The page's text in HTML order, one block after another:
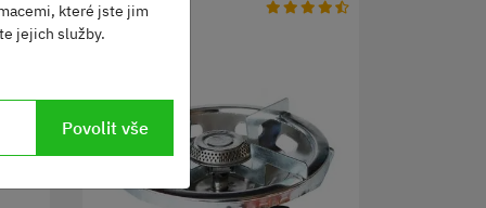
které jste jim
jejich služby.
Povolit vše